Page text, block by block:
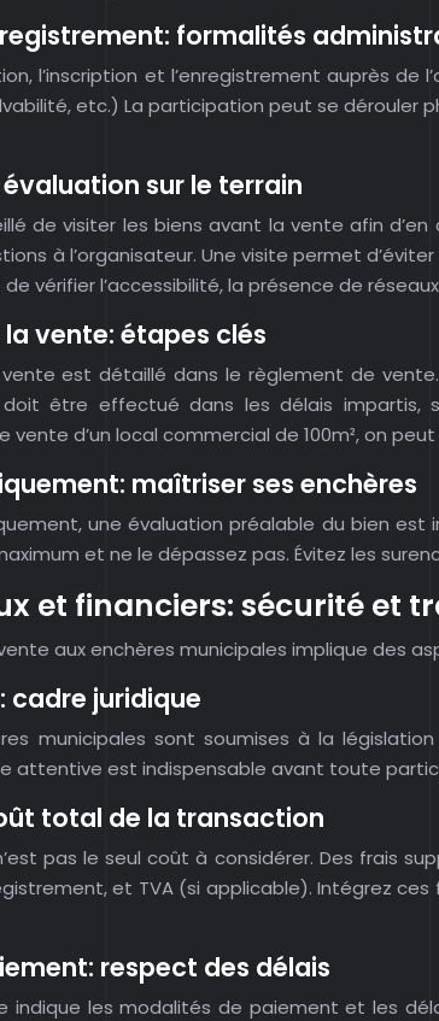
formalités
l’inscription et l’enregistrement auprès
etc.) La participation peut se dérouler
sur le terrain
de visiter les biens avant la vente afin
à l’organisateur. Une visite permet
vérifier l’accessibilité, la présence de
vente: étapes clés
est détaillé dans le règlement de
être effectué dans les délais impartis,
vente d’un local commercial de 100m², on
maîtriser ses enchères
une évaluation préalable du bien
et ne le dépassez pas. Évitez les
et financiers: sécurité et
aux enchères municipales implique des
cadre juridique
municipales sont soumises à la
attentive est indispensable avant toute
total de la transaction
pas le seul coût à considérer. Des frais
et TVA (si applicable). Intégrez
respect des délais
indique les modalités de paiement et les